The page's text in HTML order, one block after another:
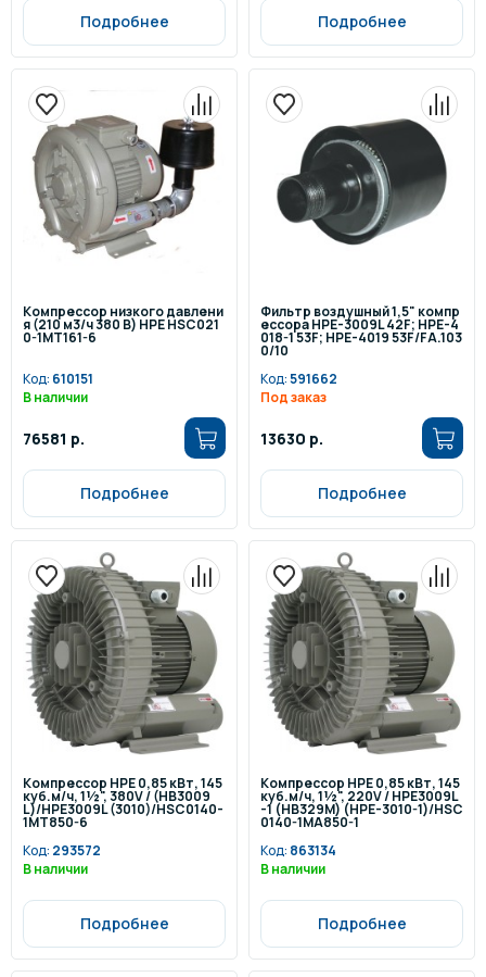
Подробнее Подробнее
Компрессор низкого давлени
я (210 м3/ч 380 В) HPE HSC021
0-1MT161-6
Код: 610151
В наличии
76581 р.
Подробнее
Фильтр воздушный 1,5" компр
ессора HPE-3009L 42F; HPE-4
018-1 53F; HPE-4019 53F/FA.103
0/10
Код:591662
Под заказ
13630 р.
Подробнее
Компрессор HPE 0,85 кВт, 145
куб.м/ч, 1½", 380V / (HB3009
L)/HPE3009L (3010)/HSC0140-
1MT850-6
Код: 293572
В наличии
Подробнее
Компрессор HPE 0,85 кВт, 145
куб.м/ч, 1½", 220V / HPE3009L
-1 (НВ329М) (НРЕ-3010-1)/HSC
0140-1MA850-1
Код: 863134
В наличии
Подробнее